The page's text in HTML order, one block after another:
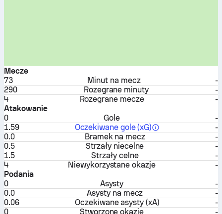
Mecze
73
Minut na mecz
-
290
Rozegrane minuty
-
4
Rozegrane mecze
-
Atakowanie
0
Gole
-
1.59
Oczekiwane gole (xG)
-
0.0
Bramek na mecz
-
0.5
Strzały niecelne
-
1.5
Strzały celne
-
4
Niewykorzystane okazje
-
Podania
0
Asysty
-
0.0
Asysty na mecz
-
0.06
Oczekiwane asysty (xA)
-
0
Stworzone okazje
-